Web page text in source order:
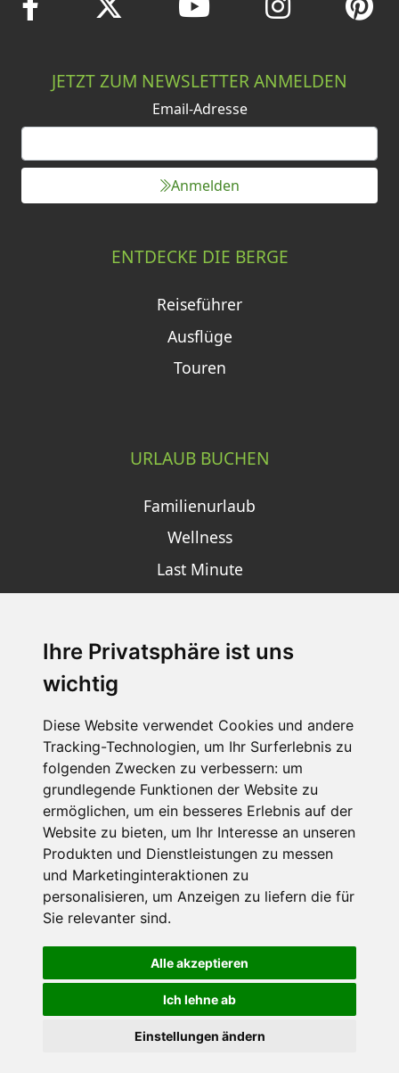
Ihre Privatsphäre ist uns
wichtig
Diese Website verwendet Cookies und andere
Tracking-Technologien, um Ihr Surferlebnis zu
folgenden Zwecken zu verbessern: um
grundlegende Funktionen der Website zu
ermöglichen, um ein besseres Erlebnis auf der
Website zu bieten, um Ihr Interesse an unseren
Produkten und Dienstleistungen zu messen
und Marketinginteraktionen zu
personalisieren, um Anzeigen zu liefern die für
Sie relevanter sind.
Alle akzeptieren
Ich lehne ab
Einstellungen ändern
JETZT ZUM NEWSLETTER ANMELDEN
Email-Adresse
Anmelden
ENTDECKE DIE BERGE
Reiseführer
Ausflüge
Touren
URLAUB BUCHEN
Familienurlaub
Wellness
Last Minute
SCHNEEHÖHEN SKI APP
Die Schneehoehen Ski APP für iOS und Android - Ein
Muss für alle Wintersportler und Schneefreaks!
Impressum
Datenschutz
Nutzungsbedingungen
Portale
FAQ Newsletter Mediadaten
©2026 Schneemenschen GmbH